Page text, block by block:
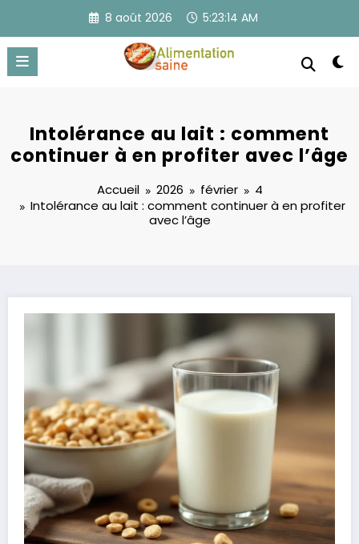
contenu
8 août 2026 5:23:14 AM
Intolérance au lait : comment
continuer à en profiter avec l’âge
Accueil 2026 février
4
Intolérance au lait : comment continuer à en profiter
avec l’âge